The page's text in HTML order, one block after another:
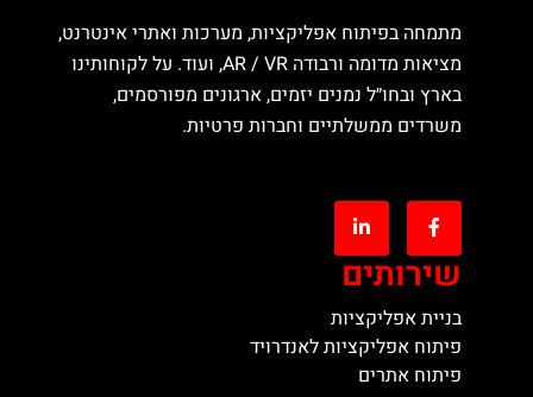
מתמחה בפיתוח אפליקציות, מערכות ואתרי אינטרנט,
מציאות מדומה ורבודה AR / VR, ועוד. על לקוחותינו
בארץ ובחו״ל נמנים יזמים, ארגונים מפורסמים,
משרדים ממשלתיים וחברות פרטיות.
שירותים
בניית אפליקציות
פיתוח אפליקציות לאנדרויד
פיתוח אתרים